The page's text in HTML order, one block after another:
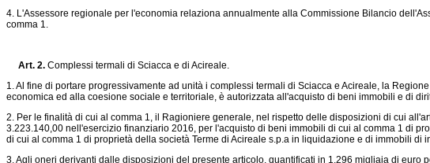
4. L'Assessore regionale per l'economia relaziona annualmente alla Commissione Bilancio
comma 1.
Art. 2. Complessi termali di Sciacca e di Acireale.
1. Al fine di portare progressivamente ad unità i complessi termali di Sciacca e Acireale, la
economica ed alla coesione sociale e territoriale, è autorizzata all'acquisto di beni immobili e di
2. Per le finalità di cui al comma 1, il Ragioniere generale, nel rispetto delle disposizioni di cui
3.223.140,00 nell'esercizio finanziario 2016, per l'acquisto di beni immobili di cui al comma 1 di
di cui al comma 1 di proprietà della società Terme di Acireale s.p.a in liquidazione e di immobili di
3. Agli oneri derivanti dalle disposizioni del presente articolo, quantificati in 1.296 migliaia di